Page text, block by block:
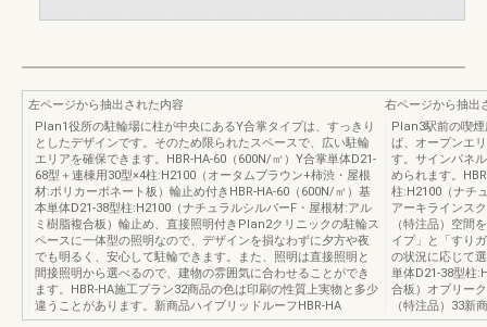
左ページから抽出された内容
Plan1役所の駐輪場に柱が中央にあるY合掌タイプは、すっきり
としたデザインです。そのため限られたスペースで、広い駐輪
エリアを確保できます。HBR-HA-60（600N/㎡）Y合掌単体D21-
68型＋連棟用30型×4柱:H2100（オータムブラウン+柿渋・屋根
材:ポリカーボネート板）輪止め付きHBR-HA-60（600N/㎡）基
本単体D21-38型柱:H2100（ナチュラルシルバーF・屋根材:アル
ミ樹脂複合板）輪止め、直接照明付きPlan2クリニックの駐輪ス
ペースに一体型の照明なので、デザインを損なわずに夕方や夜
でも明るく、安心して駐輪できます。また、照明は直接照明と
間接照明から選べるので、建物の雰囲気に合わせることができ
ます。HBR-HA施工プラン32商品の色は印刷の性質上実物と多少
違うことがあります。新商品ハイブリッドルーフHBR-HA
右ページから抽出
Plan3駅前の喫
ば、オープンエ
す。サインパネ
められます。
柱:H2100（ナチ
アーキラインス
（特注品）空間
イプ」と「すり
の状況に応じて
単体D21-38型柱
合板）オブリー
（特注品）33新